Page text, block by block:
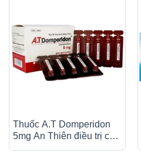
Thuốc A.T Domperidon
5mg An Thiên điều trị các